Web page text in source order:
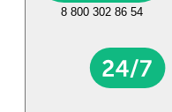
8 800 302 86 54